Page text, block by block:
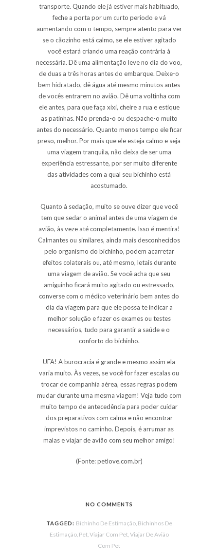
transporte. Quando ele já estiver mais habituado,
feche a porta por um curto período e vá
aumentando com o tempo, sempre atento para ver
se o cãozinho está calmo, se ele estiver agitado
você estará criando uma reação contrária à
necessária. Dê uma alimentação leve no dia do voo,
de duas a três horas antes do embarque. Deixe-o
bem hidratado, dê água até mesmo minutos antes
de vocês entrarem no avião. Dê uma voltinha com
ele antes, para que faça xixi, cheire a rua e estique
as patinhas. Não prenda-o ou despache-o muito
antes do necessário. Quanto menos tempo ele ficar
preso, melhor. Por mais que ele esteja calmo e seja
uma viagem tranquila, não deixa de ser uma
experiência estressante, por ser muito diferente
das atividades com a qual seu bichinho está
acostumado.
Quanto à sedação, muito se ouve dizer que você
tem que sedar o animal antes de uma viagem de
avião, às veze até completamente. Isso é mentira!
Calmantes ou similares, ainda mais desconhecidos
pelo organismo do bichinho, podem acarretar
efeitos colaterais ou, até mesmo, letais durante
uma viagem de avião. Se você acha que seu
amiguinho ficará muito agitado ou estressado,
converse com o médico veterinário bem antes do
dia da viagem para que ele possa te indicar a
melhor solução e fazer os exames ou testes
necessários, tudo para garantir a saúde e o
conforto do bichinho.
UFA! A burocracia é grande e mesmo assim ela
varia muito. Às vezes, se você for fazer escalas ou
trocar de companhia aérea, essas regras podem
mudar durante uma mesma viagem! Veja tudo com
muito tempo de antecedência para poder cuidar
dos preparativos com calma e não encontrar
imprevistos no caminho. Depois, é arrumar as
malas e viajar de avião com seu melhor amigo!
(Fonte: petlove.com.br)
NO COMMENTS
TAGGED: Bichinho De Estimação, Bichinhos De
Estimação, Pet, Viajar Com Pet, Viajar De Avião
Com Pet